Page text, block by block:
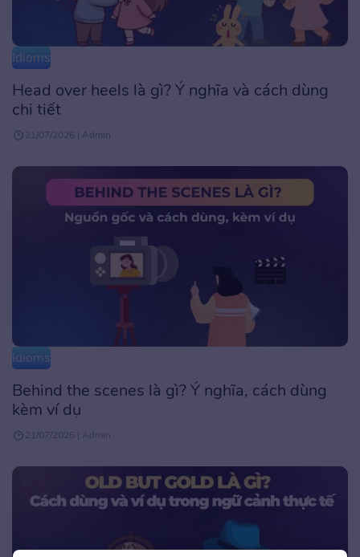
Idioms
Head over heels là gì? Ý nghĩa và cách dùng
chi tiết
21/07/2026 | Admin
Idioms
Behind the scenes là gì? Ý nghĩa, cách dùng
kèm ví dụ
21/07/2026 | Admin